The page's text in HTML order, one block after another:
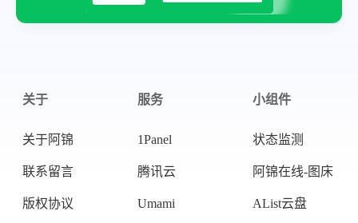
关于
关于阿锦
联系留言
版权协议
服务
1Panel
腾讯云
Umami
小组件
状态监测
阿锦在线-图床
AList云盘